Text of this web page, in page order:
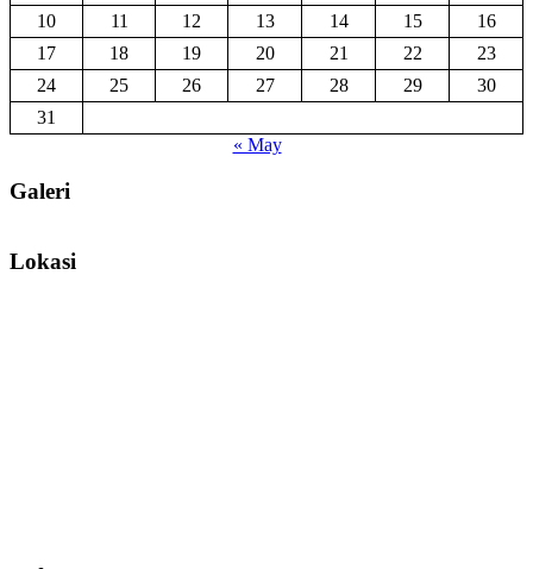
10
11 12 13 14 15
16
17
18 19 20 21 22
23
24
25 26 27 28 29
30
31
« May
Galeri
Lokasi